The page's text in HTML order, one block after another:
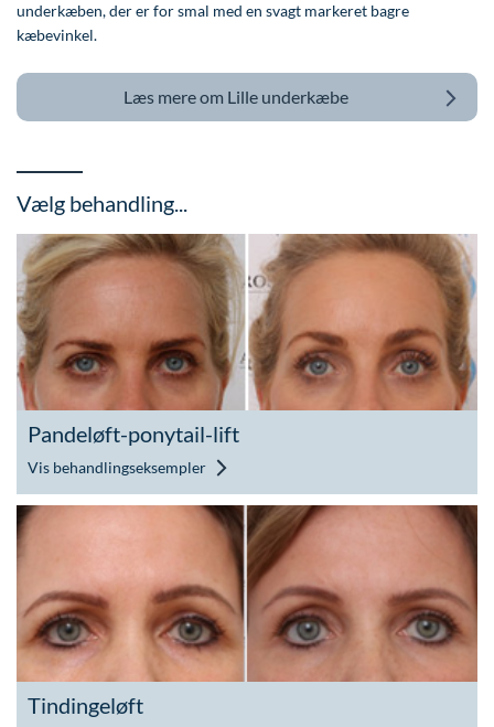
underkæben, der er for smal med en svagt markeret bagre
kæbevinkel.
Læs mere om Lille underkæbe
Vælg behandling...
Pandeløft-ponytail-lift
Vis behandlingseksempler
Tindingeløft